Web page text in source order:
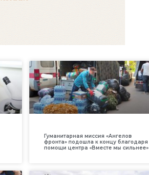
Гуманитарная миссия «Ангелов
фронта» подошла к концу благодаря
помощи центра «Вместе мы сильнее»